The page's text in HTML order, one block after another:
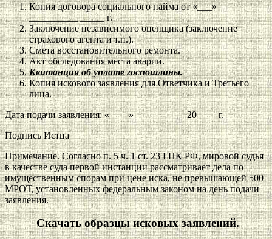
Копия договора социального найма от «___»
__________ _____ г.
Заключение независимого оценщика (заключение
страхового агента и т.п.).
Смета восстановительного ремонта.
Акт обследования места аварии.
Квитанция об уплате госпошлины.
Копия искового заявления для Ответчика и Третьего
лица.
Дата подачи заявления: «____» __________ 20____ г.
Подпись Истца
Примечание. Согласно п. 5 ч. 1 ст. 23 ГПК РФ, мировой судья
в качестве суда первой инстанции рассматривает дела по
имущественным спорам при цене иска, не превышающей 500
МРОТ, установленных федеральным законом на день подачи
заявления.
Скачать образцы исковых заявлений.